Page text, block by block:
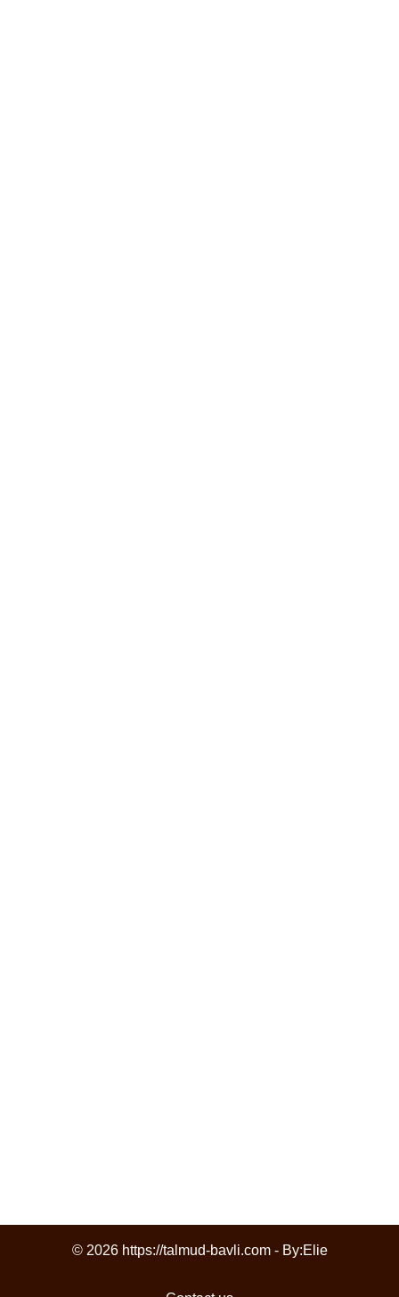
© 2026 https://talmud-bavli.com - By:Elie